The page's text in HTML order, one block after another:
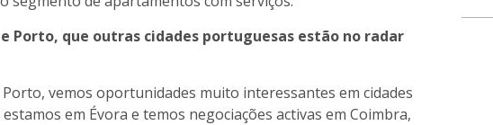
Porto, que outras cidades portuguesas estão no radar
Porto, vemos oportunidades muito interessantes em cidades
estamos em Évora e temos negociações activas em Coimbra,